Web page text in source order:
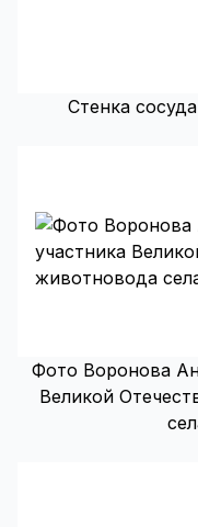
Стенка
Фото Воронова
Великой